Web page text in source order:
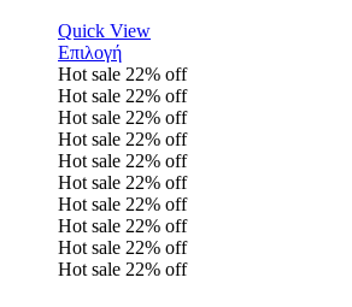
Quick View
Επιλογή
Hot sale 22% off
Hot sale 22% off
Hot sale 22% off
Hot sale 22% off
Hot sale 22% off
Hot sale 22% off
Hot sale 22% off
Hot sale 22% off
Hot sale 22% off
Hot sale 22% off